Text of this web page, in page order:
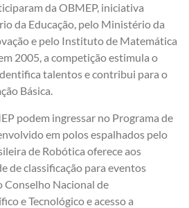
da OBMEP, iniciativa
da Educação, pelo Ministério da
e pelo Instituto de Matemática
2005, a competição estimula o
talentos e contribui para o
Básica.
podem ingressar no Programa de
em polos espalhados pelo
de Robótica oferece aos
de classificação para eventos
Conselho Nacional de
e Tecnológico e acesso a